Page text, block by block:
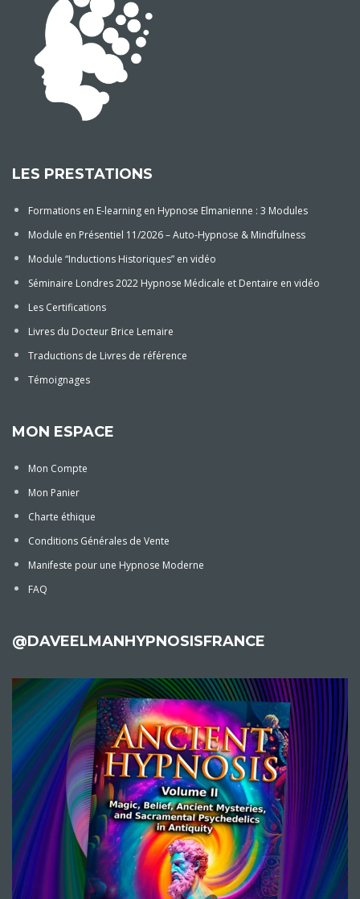
LES PRESTATIONS
Formations en E-learning en Hypnose Elmanienne : 3 Modules
Module en Présentiel 11/2026 – Auto-Hypnose & Mindfulness
Module “Inductions Historiques” en vidéo
Séminaire Londres 2022 Hypnose Médicale et Dentaire en vidéo
Les Certifications
Livres du Docteur Brice Lemaire
Traductions de Livres de référence
Témoignages
MON ESPACE
Mon Compte
Mon Panier
Charte éthique
Conditions Générales de Vente
Manifeste pour une Hypnose Moderne
FAQ
@DAVEELMANHYPNOSISFRANCE